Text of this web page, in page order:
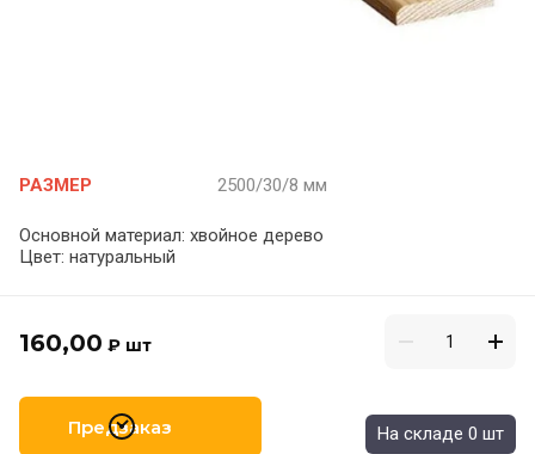
РАЗМЕР 2500/30/8 мм
Основной материал: хвойное дерево
Цвет: натуральный
160,00 ₽ шт
Предзаказ На складе 0 шт